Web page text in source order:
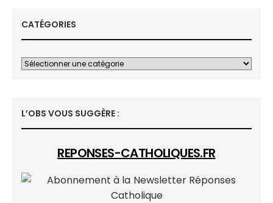
CATÉGORIES
L’OBS VOUS SUGGÈRE :
REPONSES-CATHOLIQUES.FR